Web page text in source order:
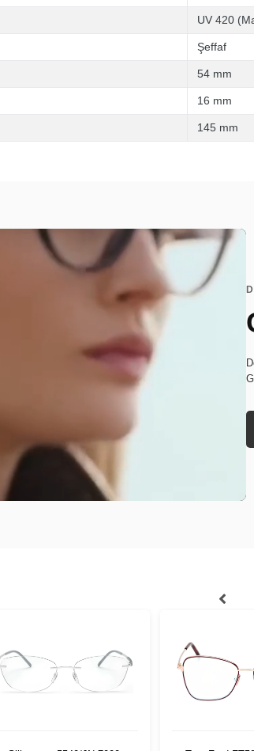
UV 420
Şeffaf
54 mm
16 mm
145 mm